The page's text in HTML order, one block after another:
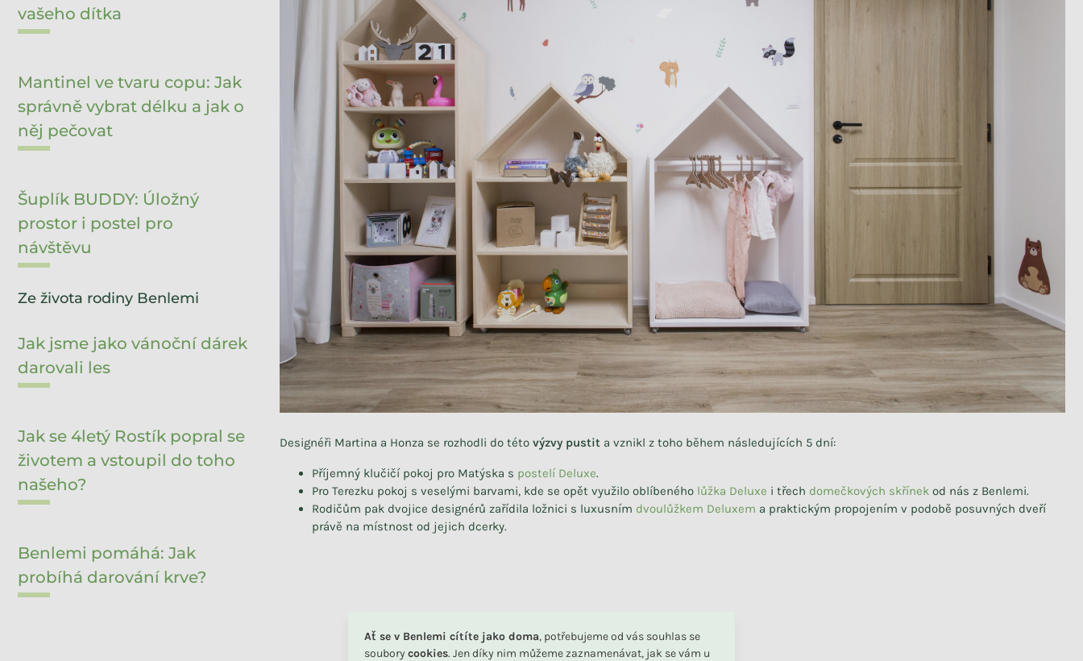
Ať se v Benlemi cítíte jako doma, potřebujeme od vás souhlas se
soubory cookies. Jen díky nim můžeme zaznamenávat, jak se vám u
vašeho dítka
Mantinel ve tvaru copu: Jak
správně vybrat délku a jak o
něj pečovat
Šuplík BUDDY: Úložný
prostor i postel pro
návštěvu
Ze života rodiny Benlemi
Jak jsme jako vánoční dárek
darovali les
Jak se 4letý Rostík popral se
životem a vstoupil do toho
našeho?
Benlemi pomáhá: Jak
probíhá darování krve?
Designéři Martina a Honza se rozhodli do této výzvy pustit a vznikl z toho během následujících 5 dní:
Příjemný klučičí pokoj pro Matýska s postelí Deluxe.
Pro Terezku pokoj s veselými barvami, kde se opět využilo oblíbeného lůžka Deluxe i třech domečkových skřínek od nás z Benlemi.
Rodičům pak dvojice designérů zařídila ložnici s luxusním dvoulůžkem Deluxem a praktickým propojením v podobě posuvných dveří
právě na místnost od jejich dcerky.